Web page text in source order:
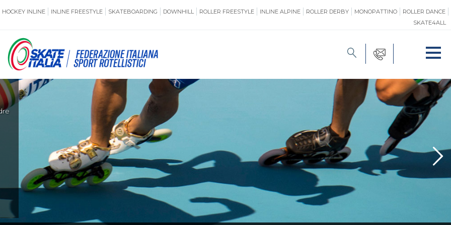
HOCKEY INLINE INLINE FREESTYLE SKATEBOARDING DOWNHILL ROLLER FREESTYLE INLINE ALPINE ROLLER DERBY MONOPATTINO
ROLLER DANCE
SKATE4ALL
FORMAZIONE
TERRITORIO PROMOZIONE
ANTIDOPING ASSICURAZIONE SAFEGUARDING